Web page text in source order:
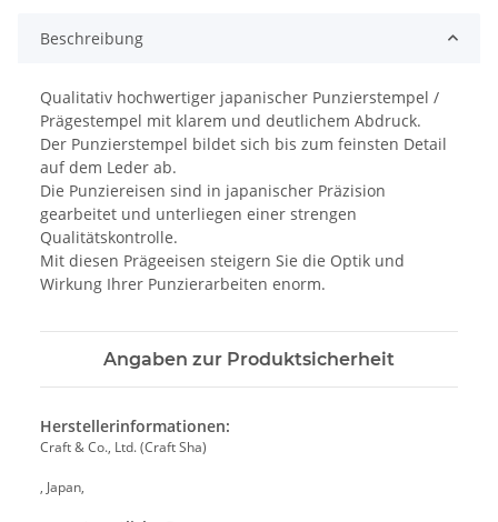
Beschreibung
Qualitativ hochwertiger japanischer Punzierstempel /
Prägestempel mit klarem und deutlichem Abdruck.
Der Punzierstempel bildet sich bis zum feinsten Detail
auf dem Leder ab.
Die Punziereisen sind in japanischer Präzision
gearbeitet und unterliegen einer strengen
Qualitätskontrolle.
Mit diesen Prägeeisen steigern Sie die Optik und
Wirkung Ihrer Punzierarbeiten enorm.
Angaben zur Produktsicherheit
Herstellerinformationen:
Craft & Co., Ltd. (Craft Sha)
, Japan,